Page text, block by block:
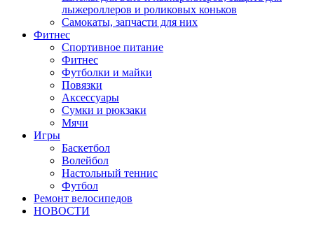
лыжероллеров и роликовых коньков
Самокаты, запчасти для них
Фитнес
Спортивное питание
Фитнес
Футболки и майки
Повязки
Аксессуары
Сумки и рюкзаки
Мячи
Игры
Баскетбол
Волейбол
Настольный теннис
Футбол
Ремонт велосипедов
НОВОСТИ